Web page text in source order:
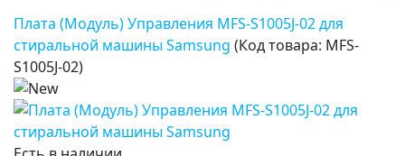
Плата (Модуль) Управления MFS-S1005J-02 для
стиральной машины Samsung (Код товара: MFS-
S1005J-02)